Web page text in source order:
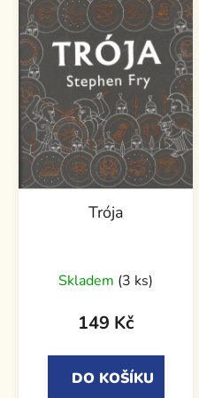
Trója
hodnocení
produktu
5,0
z
Skladem (3 ks)
149 Kč
DO KOŠÍKU